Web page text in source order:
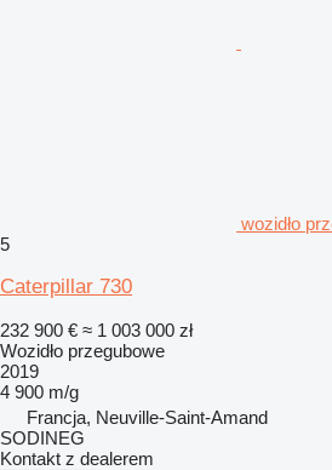
wozidło
5
Caterpillar 730
232 900 € ≈ 1 003 000 zł
Wozidło przegubowe
2019
4 900 m/g
Francja, Neuville-Saint-Amand
SODINEG
Kontakt z dealerem